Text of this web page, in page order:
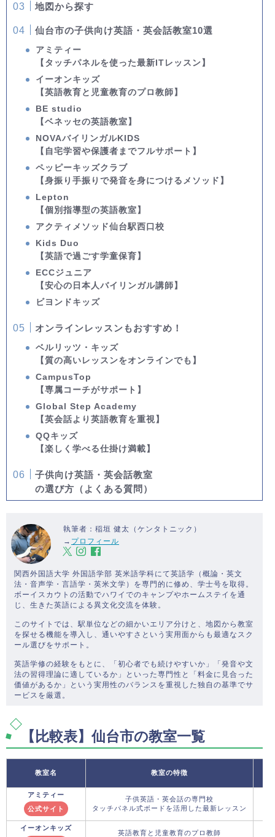
地図から探す
仙台市の子供向け英語・英会話教室10選
アミティー
【タッチパネルを使った最新ITレッスン】
イーオンキッズ
【英語教育と児童教育のプロ教師】
BE studio
【ベネッセの英語教室】
NOVAバイリンガルKIDS
【自宅学習や保護者までフルサポート】
ペッピーキッズクラブ
【身振り手振りで発音を身につけるメソッド】
Lepton
【個別指導型の英語教室】
アクティメソッド仙台駅西口校
Kids Duo
【英語で過ごす学童保育】
ECCジュニア
【安心の日本人バイリンガル講師】
ビヨンドキッズ
オンラインレッスンもおすすめ！
ベルリッツ・キッズ
【質の高いレッスンをオンラインでも】
CampusTop
【専属コーチがサポート】
Global Step Academy
【英会話より英語教育を重視】
QQキッズ
【楽しく学べる仕掛け満載】
子供向け英語・英会話教室
の選び方（よくある質問）
執筆者：稲垣 健太（ケンタトニック）
→ プロフィール
関西外国語大学 外国語学部 英米語学科にて英語学（概論・英文
法・音声学・言語学・英米文学）を専門的に修め、学士号を取得。
ボーイスカウトの活動でハワイでのキャンプやホームステイを通
じ、生きた英語による異文化交流を体験。
このサイトでは、駅単位などの細かいエリア分けと、地図から教室
を探せる機能を導入し、通いやすさという実用面からも最適なスク
ール選びをサポート。
英語学修の経験をもとに、「初心者でも続けやすいか」「発音や文
法の習得理論に適しているか」といった専門性と「料金に見合った
価値があるか」という実用性のバランスを重視した独自の基準でサ
ービスを厳選。
【比較表】仙台市の教室一覧
教室名 教室の特徴
アミティー
公式サイト
子供英語・英会話の専門校
タッチパネル式ボードを活用した最新レッスン
イーオンキッズ
英語教育と児童教育のプロ教師